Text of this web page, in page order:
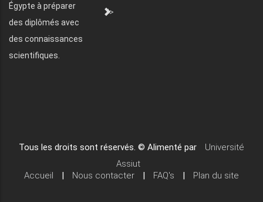
Égypte à préparer
des diplômés avec
des connaissances
scientifiques.
">
Tous les droits sont réservés. © Alimenté par
Université
Assiut
Accueil
| Nous contacter | FAQ's | Plan du site